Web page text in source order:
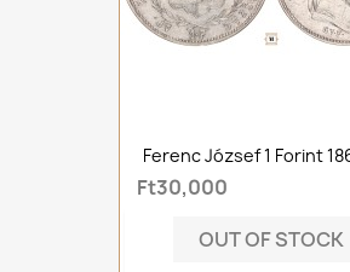
Ferenc József 1 Forint
Ft30,000
OUT OF STOCK